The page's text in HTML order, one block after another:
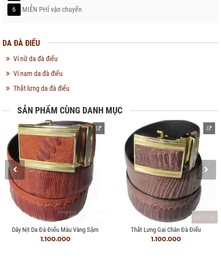
6
MIỄN PHÍ vận chuyển
DA ĐÀ ĐIỂU
Ví nữ da đà điểu
Ví nam da đà điểu
Thắt lưng da đà điểu
SẢN PHẨM CÙNG DANH MỤC
Dây Nịt Da Đà Điểu Màu Vàng Sậm
1.100.000
Thắt Lưng Gai Chân Đà Điểu
1.100.000